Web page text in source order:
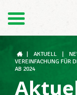
Der LCGB
AKTUELL
VEREINFACHUNG FÜR
AB 2024